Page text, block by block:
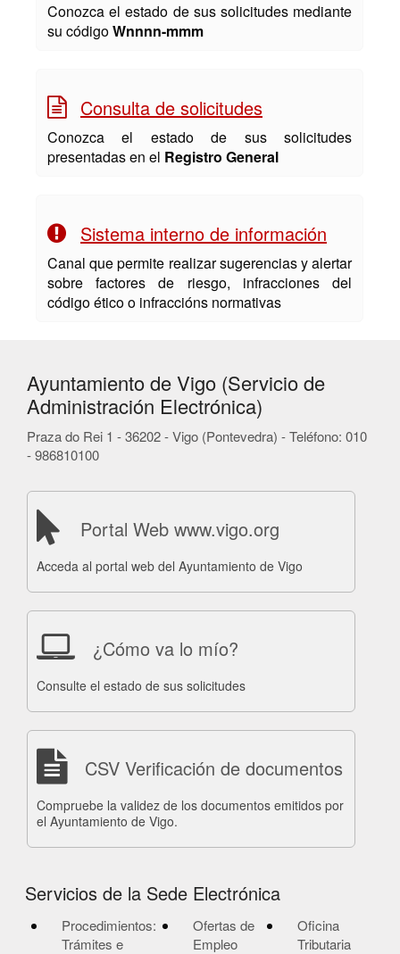
Conozca el estado de sus solicitudes mediante
su códigoWnnnn-mmm
Consulta de solicitudes
Conozca el estado de sus solicitudes
presentadas en el Registro General
Sistema interno de información
Canal que permite realizar sugerencias y alertar
sobre factores de riesgo, infracciones del
código ético o infraccións normativas
Ayuntamiento de Vigo (Servicio de
Administración Electrónica)
Praza do Rei 1 - 36202 - Vigo (Pontevedra) - Teléfono: 010
- 986810100
Portal Web www.vigo.org
Acceda al portal web del Ayuntamiento de Vigo
¿Cómo va lo mío?
Consulte el estado de sus solicitudes
CSV Verificación de documentos
Compruebe la validez de los documentos emitidos por
el Ayuntamiento de Vigo.
Servicios de la Sede Electrónica
Procedimientos:
Trámites e
Ofertas de
Empleo
Oficina
Tributaria